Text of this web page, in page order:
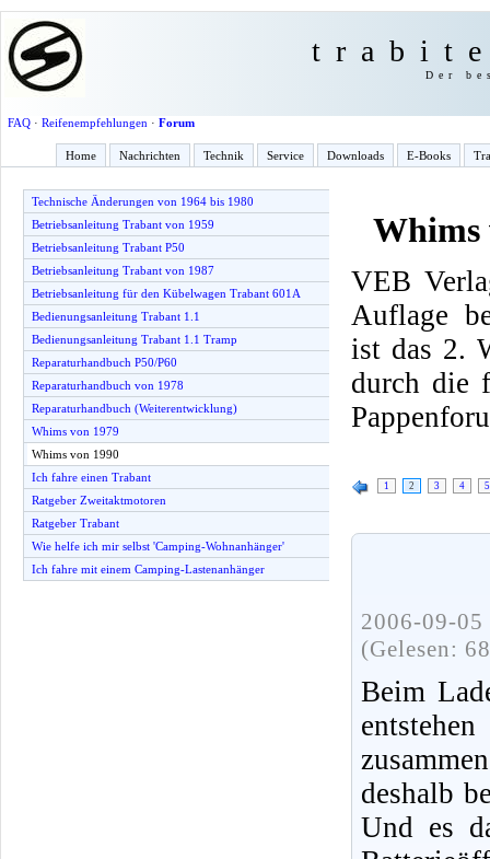
Der
FAQ· Reifenempfehlungen · Forum
Home Nachrichten Technik Service Downloads E-Books
Technische Änderungen von 1964 bis 1980
Betriebsanleitung Trabant von 1959
Betriebsanleitung Trabant P50
Betriebsanleitung Trabant von 1987
Betriebsanleitung für den Kübelwagen Trabant 601A
Bedienungsanleitung Trabant 1.1
Bedienungsanleitung Trabant 1.1 Tramp
Reparaturhandbuch P50/P60
Reparaturhandbuch von 1978
Reparaturhandbuch (Weiterentwicklung)
Whims von 1979
Whims von 1990
Ich fahre einen Trabant
Ratgeber Zweitaktmotoren
Ratgeber Trabant
Wie helfe ich mir selbst 'Camping-Wohnanhänger'
Ich fahre mit einem Camping-Lastenanhänger
Whims
VEB
Auflage
ist das 2.
durch die
1 2 3 4 5
2006-09-
(Gelesen:
Beim
deshalb
Und es